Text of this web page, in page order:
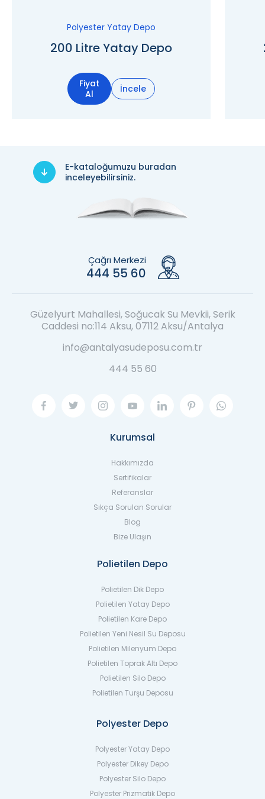
Polyester Yatay Depo
200 Litre Yatay Depo
Fiyat
Al
İncele
E-kataloğumuzu buradan
inceleyebilirsiniz.
Çağrı Merkezi
444 55 60
Güzelyurt Mahallesi, Soğucak Su Mevkii, Serik
Caddesi no:114 Aksu, 07112 Aksu/Antalya
info@antalyasudeposu.com.tr
444 55 60
Kurumsal
Hakkımızda
Sertifikalar
Referanslar
Sıkça Sorulan Sorular
Blog
Bize Ulaşın
Polietilen Depo
Polietilen Dik Depo
Polietilen Yatay Depo
Polietilen Kare Depo
Polietilen Yeni Nesil Su Deposu
Polietilen Milenyum Depo
Polietilen Toprak Altı Depo
Polietilen Silo Depo
Polietilen Turşu Deposu
Polyester Depo
Polyester Yatay Depo
Polyester Dikey Depo
Polyester Silo Depo
Polyester Prizmatik Depo